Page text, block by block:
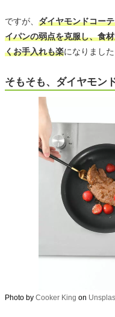
ですが、 ダイヤモンドコー
イパンの弱点を克服し、食
くお手入れも楽になりました
そもそも、ダイヤモン
Photo by Cooker King on